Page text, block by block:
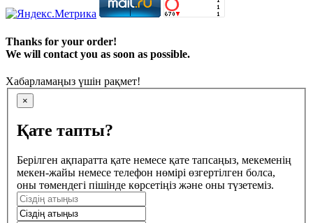
Thanks for your order!
We will contact you as soon as possible.
Хабарламаңыз үшін рақмет!
×
Қате тапты?
Берілген ақпаратта қате немесе қате тапсаңыз, мекеменің
мекен-жайы немесе телефон нөмірі өзгертілген болса,
оны төмендегі пішінде көрсетіңіз және оны түзетеміз.